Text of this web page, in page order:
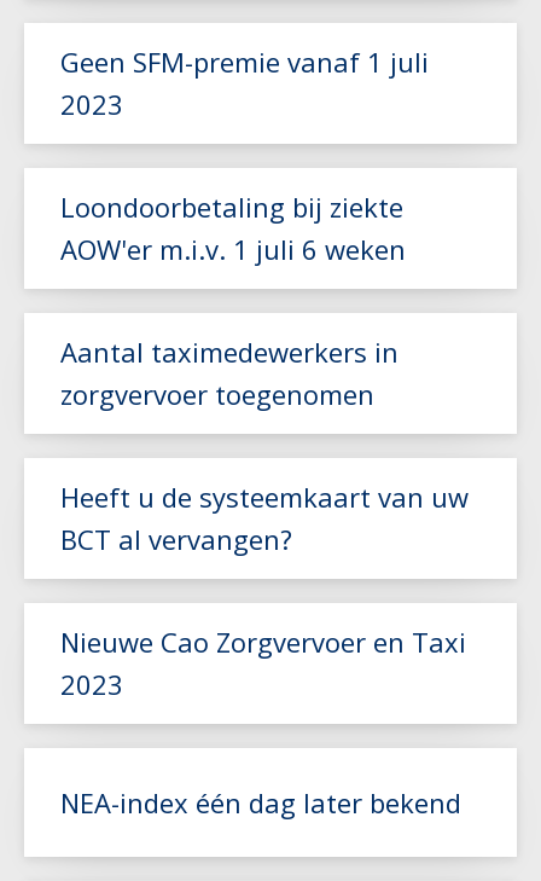
Geen SFM-premie vanaf 1 juli
2023
Loondoorbetaling bij ziekte
AOW'er m.i.v. 1 juli 6 weken
Lees meer
Aantal taximedewerkers in
zorgvervoer toegenomen
Heeft u de systeemkaart van uw
BCT al vervangen?
Nieuwe Cao Zorgvervoer en Taxi
2023
Lees meer
NEA-index één dag later bekend